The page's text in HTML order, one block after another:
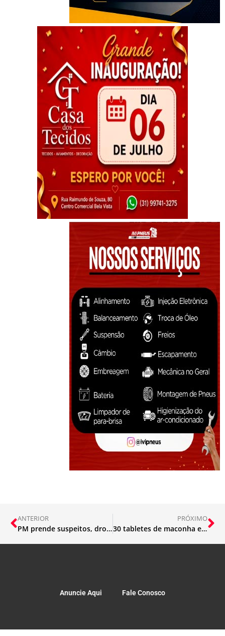
ANTERIOR
PM prende suspeitos, drogas e arma em João Monlevade
PRÓXIMO
30 tabletes de maconha e cocaína apreendidos pela PM
Anuncie Aqui Fale Conosco